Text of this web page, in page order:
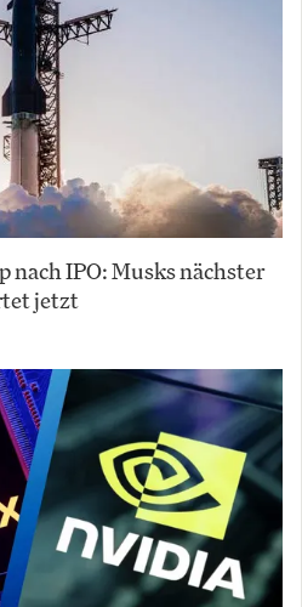
nach IPO: Musks nächster
jetzt